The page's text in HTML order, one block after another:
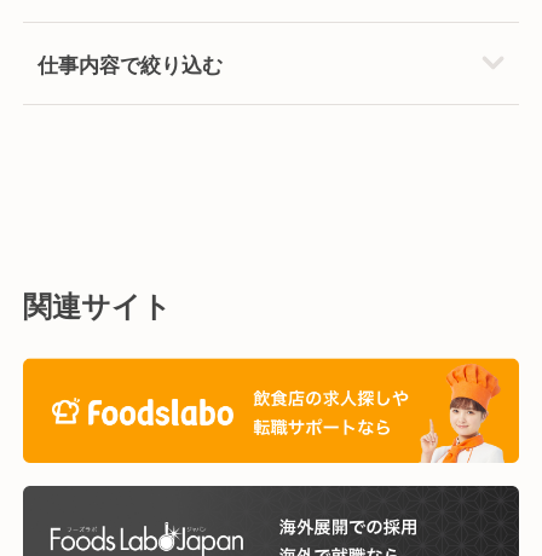
仕事内容で絞り込む
関連サイト